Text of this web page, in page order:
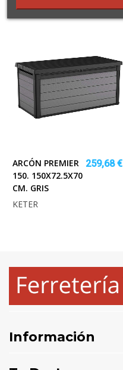
ARCÓN PREMIER
150. 150X72.5X70
CM. GRIS
259,68 €
KETER
Información